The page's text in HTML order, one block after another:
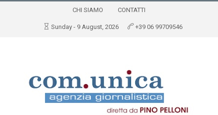
CHI SIAMO CONTATTI
Sunday - 9 August, 2026 +39 06 99709546